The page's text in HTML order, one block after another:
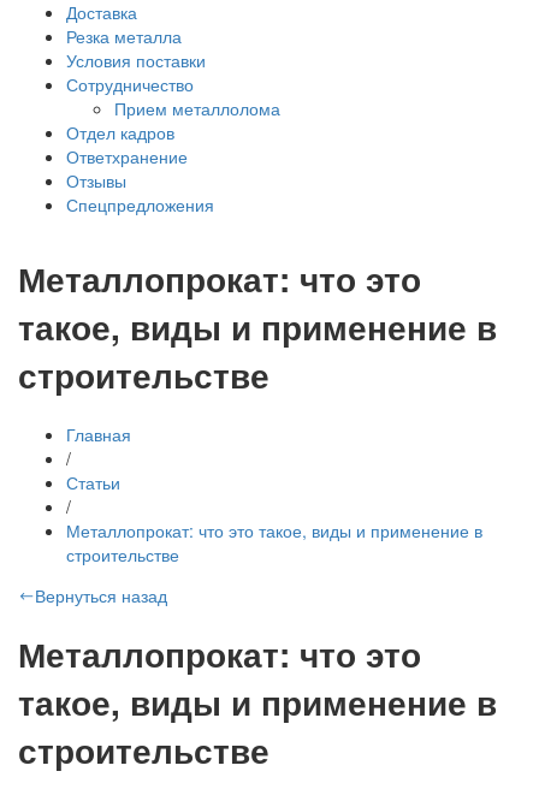
Доставка
Резка металла
Условия поставки
Сотрудничество
Прием металлолома
Отдел кадров
Ответхранение
Отзывы
Спецпредложения
Металлопрокат: что это
такое, виды и применение в
строительстве
Главная
/
Статьи
/
Металлопрокат: что это такое, виды и применение в
строительстве
Вернуться назад
Металлопрокат: что это
такое, виды и применение в
строительстве